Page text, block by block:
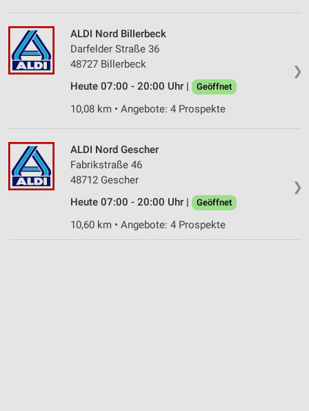
❯
ALDI Nord Billerbeck
Darfelder Straße 36
48727 Billerbeck
Heute 07:00 - 20:00 Uhr |
Geöffnet
10,08 km • Angebote: 4 Prospekte
❯
ALDI Nord Gescher
Fabrikstraße 46
48712 Gescher
Heute 07:00 - 20:00 Uhr |
Geöffnet
10,60 km • Angebote: 4 Prospekte